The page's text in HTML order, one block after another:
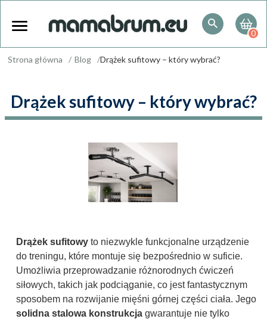
0
Strona główna Blog Drążek sufitowy – który wybrać?
Drążek sufitowy – który wybrać?
Drążek sufitowy to niezwykle funkcjonalne urządzenie
do treningu, które montuje się bezpośrednio w suficie.
Umożliwia przeprowadzanie różnorodnych ćwiczeń
siłowych, takich jak podciąganie, co jest fantastycznym
sposobem na rozwijanie mięśni górnej części ciała. Jego
solidna stalowa konstrukcja gwarantuje nie tylko